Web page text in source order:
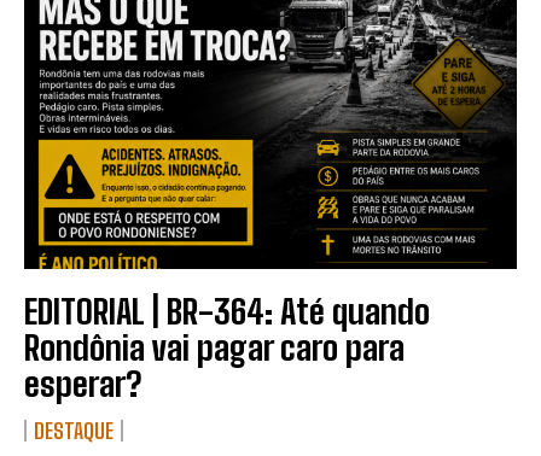
EDITORIAL | BR-364: Até quando
Rondônia vai pagar caro para
esperar?
DESTAQUE